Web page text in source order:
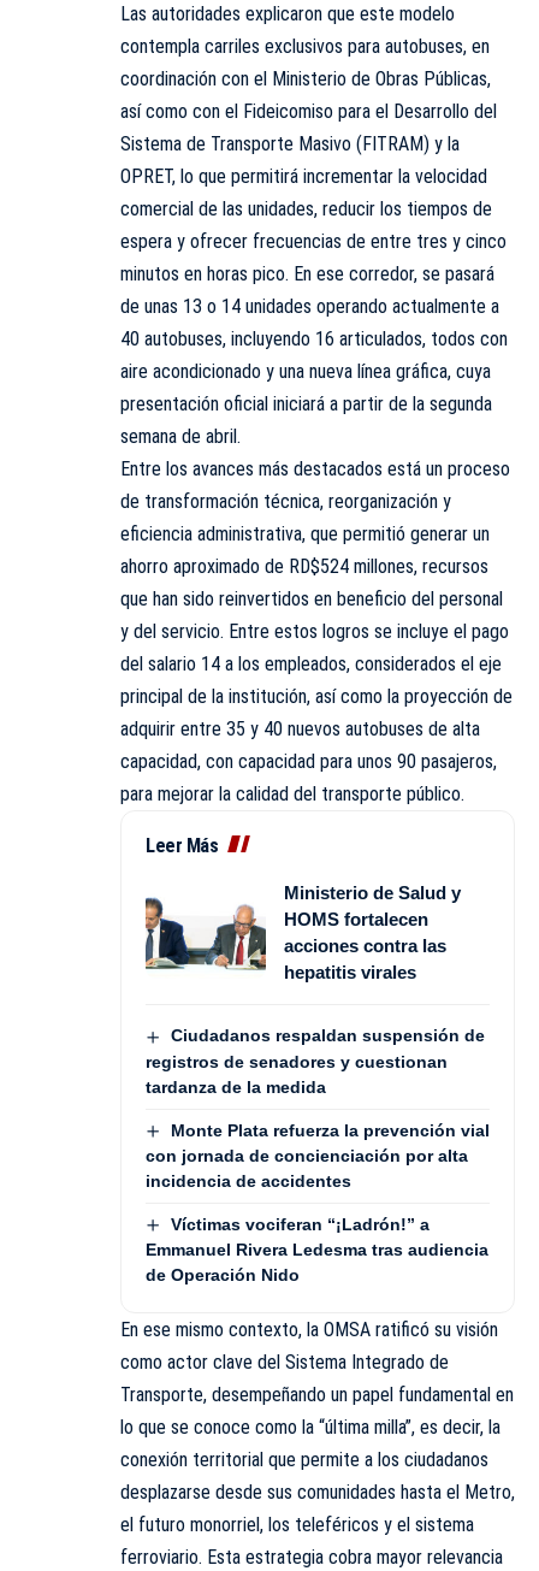
Las autoridades explicaron que este modelo
contempla carriles exclusivos para autobuses, en
coordinación con el Ministerio de Obras Públicas,
así como con el Fideicomiso para el Desarrollo del
Sistema de Transporte Masivo (FITRAM) y la
OPRET, lo que permitirá incrementar la velocidad
comercial de las unidades, reducir los tiempos de
espera y ofrecer frecuencias de entre tres y cinco
minutos en horas pico. En ese corredor, se pasará
de unas 13 o 14 unidades operando actualmente a
40 autobuses, incluyendo 16 articulados, todos con
aire acondicionado y una nueva línea gráfica, cuya
presentación oficial iniciará a partir de la segunda
semana de abril.
Entre los avances más destacados está un proceso
de transformación técnica, reorganización y
eficiencia administrativa, que permitió generar un
ahorro aproximado de RD$524 millones, recursos
que han sido reinvertidos en beneficio del personal
y del servicio. Entre estos logros se incluye el pago
del salario 14 a los empleados, considerados el eje
principal de la institución, así como la proyección de
adquirir entre 35 y 40 nuevos autobuses de alta
capacidad, con capacidad para unos 90 pasajeros,
para mejorar la calidad del transporte público.
Leer Más
Ministerio de Salud y
HOMS fortalecen
acciones contra las
hepatitis virales
Ciudadanos respaldan suspensión de
registros de senadores y cuestionan
tardanza de la medida
Monte Plata refuerza la prevención vial
con jornada de concienciación por alta
incidencia de accidentes
Víctimas vociferan “¡Ladrón!” a
Emmanuel Rivera Ledesma tras audiencia
de Operación Nido
En ese mismo contexto, la OMSA ratificó su visión
como actor clave del Sistema Integrado de
Transporte, desempeñando un papel fundamental en
lo que se conoce como la “última milla”, es decir, la
conexión territorial que permite a los ciudadanos
desplazarse desde sus comunidades hasta el Metro,
el futuro monorriel, los teleféricos y el sistema
ferroviario. Esta estrategia cobra mayor relevancia